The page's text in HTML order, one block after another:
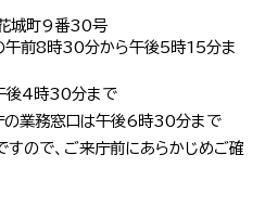
城町9番30号
前8時30分から午後5時15分ま
後4時30分まで
の業務窓口は午後6時30分まで
すので、ご来庁前にあらかじめご確